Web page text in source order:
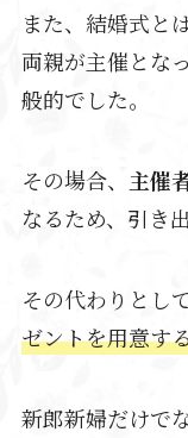
また、結婚式と
両親が主催とな
般的でした。
その場合、 主催
なるため、引き
その代わりとして
ゼントを用意す
新郎新婦だけで